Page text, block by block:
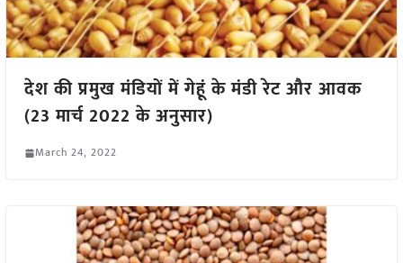
देश की प्रमुख मंडियों में गेहूं के मंडी रेट और आवक
(23 मार्च 2022 के अनुसार)
March 24, 2022